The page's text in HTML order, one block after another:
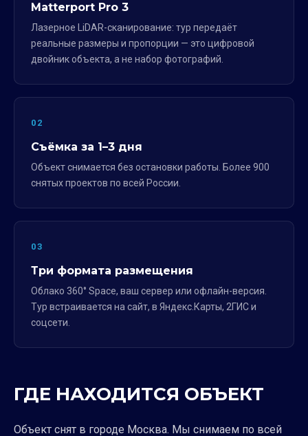
Matterport Pro 3
Лазерное LiDAR-сканирование: тур передаёт
реальные размеры и пропорции — это цифровой
двойник объекта, а не набор фотографий.
02
Съёмка за 1–3 дня
Объект снимается без остановки работы. Более 900
снятых проектов по всей России.
03
Три формата размещения
Облако 360° Space, ваш сервер или офлайн-версия.
Тур встраивается на сайт, в Яндекс.Карты, 2ГИС и
соцсети.
ГДЕ НАХОДИТСЯ ОБЪЕКТ
Объект снят в городе Москва. Мы снимаем по всей